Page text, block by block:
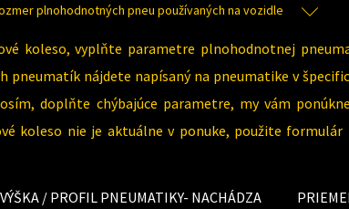
rozmer plnohodnotných pneu používaných na vozidle
koleso, vyplňte parametre plnohodnotnej
nájdete napísaný na pneumatike v
doplňte chýbajúce parametre, my vám
koleso nie je aktuálne v ponuke, použite
VÝŠKA / PROFIL PNEUMATIKY- NACHÁDZA